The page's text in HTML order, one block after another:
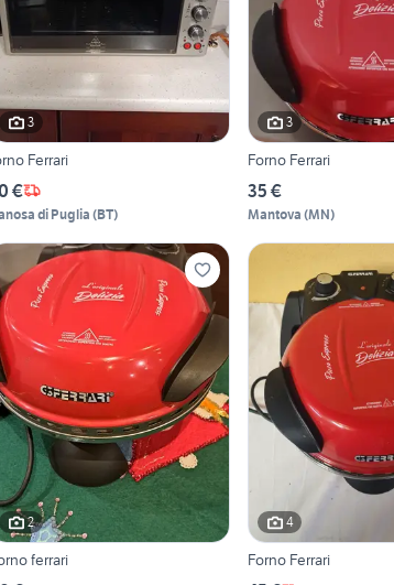
3
Ferrari
€
di Puglia (BT)
3
Forno Ferrari
35 €
Mantova (MN)
2
ferrari
4
Forno Ferrari